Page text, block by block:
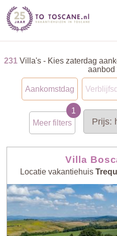
231Villa's - Kies zaterdag
aanbod
Aankomstdag
Meer filters
Villa
Locatie vakantiehuis